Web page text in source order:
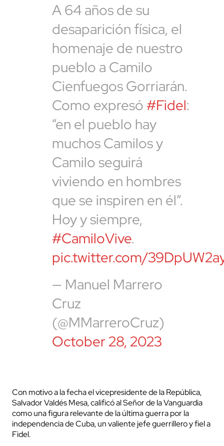
A 64 años de su
desaparición física, el
homenaje de nuestro
pueblo a Camilo
Cienfuegos Gorriarán.
Como expresó#Fidel:
“en el pueblo hay
muchos Camilos y
Camilo seguirá
viviendo en hombres
que se inspiren en él”.
Hoy y siempre,
#CamiloVive.
pic.twitter.com/
— Manuel Marrero
Cruz
(@MMarreroCruz)
October 28, 2023
Con motivo a la fecha el vicepresidente de la República,
Salvador Valdés Mesa, calificó al Señor de la Vanguardia
como una figura relevante de la última guerra por la
independencia de Cuba, un valiente jefe guerrillero y fiel a
Fidel.